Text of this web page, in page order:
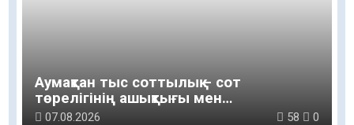
Аумақтан тыс соттылық – сот
төрелігінің ашықтығы мен
қолжетімділігін арттыру құралы
07.08.2026 58 0